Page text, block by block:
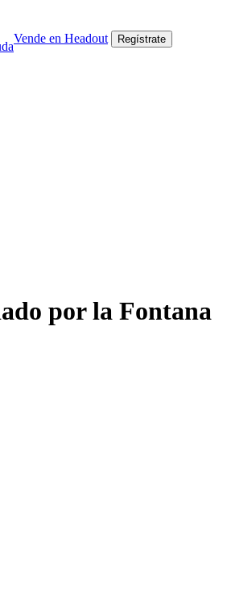
Vende en Headout Regístrate
por la Fontana